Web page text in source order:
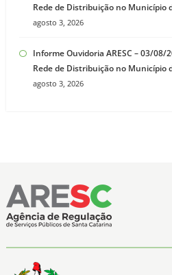
Rede de Distribuição no Município
agosto 3, 2026
Informe Ouvidoria ARESC – 03/08/
Rede de Distribuição no Município
agosto 3, 2026